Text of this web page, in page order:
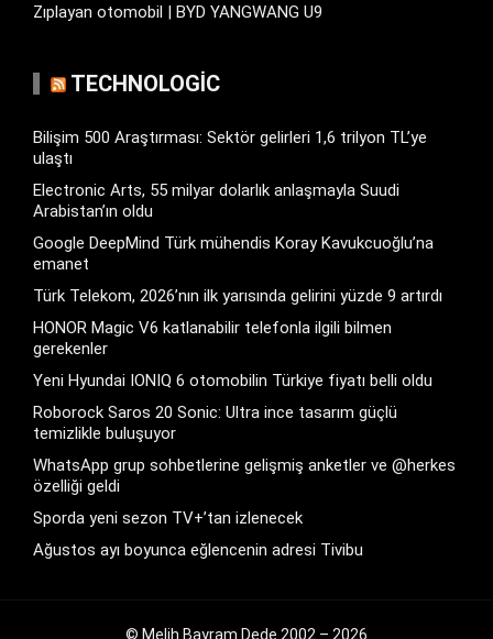
Zıplayan otomobil | BYD YANGWANG U9
TECHNOLOGIC
Bilişim 500 Araştırması: Sektör gelirleri 1,6 trilyon TL’ye
ulaştı
Electronic Arts, 55 milyar dolarlık anlaşmayla Suudi
Arabistan’ın oldu
Google DeepMind Türk mühendis Koray Kavukcuoğlu’na
emanet
Türk Telekom, 2026’nın ilk yarısında gelirini yüzde 9 artırdı
HONOR Magic V6 katlanabilir telefonla ilgili bilmen
gerekenler
Yeni Hyundai IONIQ 6 otomobilin Türkiye fiyatı belli oldu
Roborock Saros 20 Sonic: Ultra ince tasarım güçlü
temizlikle buluşuyor
WhatsApp grup sohbetlerine gelişmiş anketler ve @herkes
özelliği geldi
Sporda yeni sezon TV+’tan izlenecek
Ağustos ayı boyunca eğlencenin adresi Tivibu
© Melih Bayram Dede 2002 – 2026